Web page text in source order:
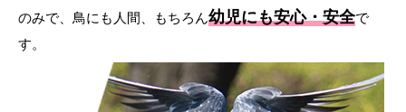
のみで、鳥にも人間、もちろん幼児にも安心・安全で
す。